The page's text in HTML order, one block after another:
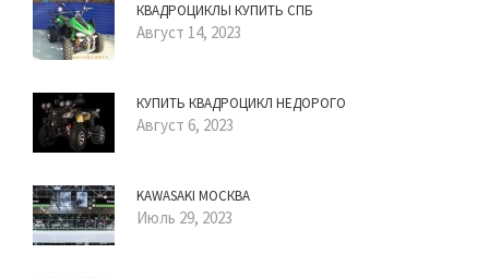
КВАДРОЦИКЛЫ КУПИТЬ СПБ
Август 14, 2023
КУПИТЬ КВАДРОЦИКЛ НЕДОРОГО
Август 6, 2023
KAWASAKI МОСКВА
Июль 29, 2023